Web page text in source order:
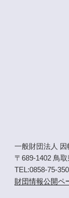
一般財団法人
〒689-1402 鳥
TEL:0858-75-
財団情報公開ペ